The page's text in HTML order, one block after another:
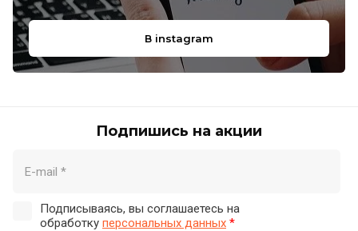
В instagram
Подпишись на акции
Подписываясь, вы соглашаетесь на
обработку персональных данных *